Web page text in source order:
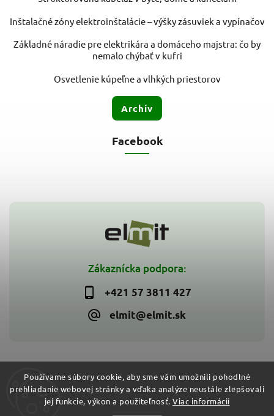
Používame súbory cookie, aby sme vám umožnili pohodlné
prehliadanie webovej stránky a vďaka analýze neustále zlepšovali
jej funkcie, výkon a použiteľnosť. Viac informácií
Zákaznícka podpora:
+421 57 3811 427
elmit@elmit.sk
Inštalačné zóny elektroinštalácie – výšky zásuviek a vypínačov
Základné náradie pre elektrikára a domáceho majstra: čo by
nemalo chýbať v kufri
Osvetlenie kúpeľne a vlhkých priestorov
Archív
Facebook
Copyright 2026ELMIT - Elektroinštalačný materiál, svietidlá.
Všetky práva vyhradené.